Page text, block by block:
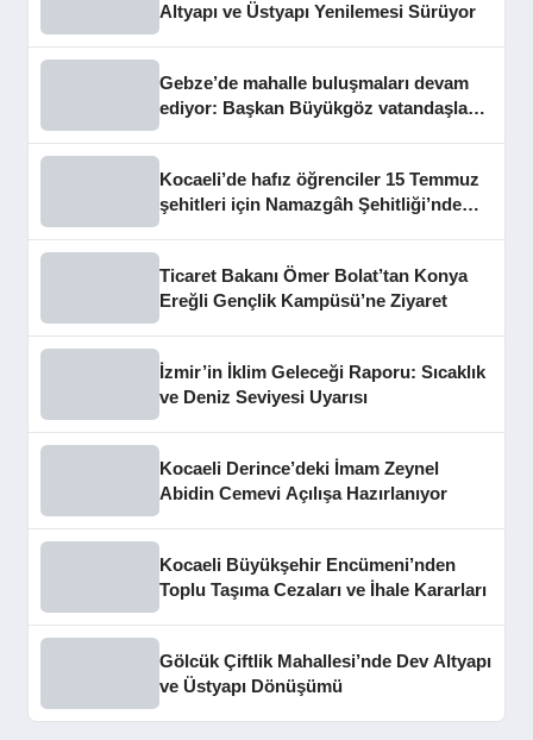
Altyapı ve Üstyapı Yenilemesi Sürüyor
Gebze’de mahalle buluşmaları devam
ediyor: Başkan Büyükgöz vatandaşları
Kocaeli’de hafız öğrenciler 15 Temmuz
şehitleri için Namazgâh Şehitliği’nde
Ticaret Bakanı Ömer Bolat’tan Konya
Ereğli Gençlik Kampüsü’ne Ziyaret
İzmir’in İklim Geleceği Raporu: Sıcaklık
ve Deniz Seviyesi Uyarısı
Kocaeli Derince’deki İmam Zeynel
Abidin Cemevi Açılışa Hazırlanıyor
Kocaeli Büyükşehir Encümeni’nden
Toplu Taşıma Cezaları ve İhale Kararları
Gölcük Çiftlik Mahallesi’nde Dev Altyapı
ve Üstyapı Dönüşümü